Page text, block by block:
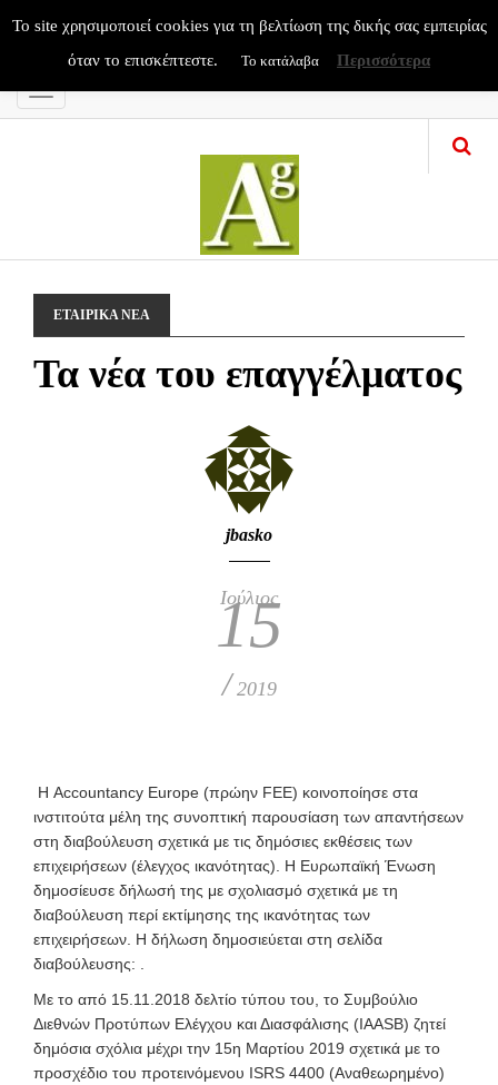
Menu
ΕΤΑΙΡΙΚΑ ΝΕΑ
Τα νέα του επαγγέλματος
jbasko
Ιούλιος
15
/ 2019
Η Accountancy Europe (πρώην FEE) κοινοποίησε στα
ινστιτούτα μέλη της συνοπτική παρουσίαση των απαντήσεων
στη διαβούλευση σχετικά με τις δημόσιες εκθέσεις των
επιχειρήσεων (έλεγχος ικανότητας). Η Ευρωπαϊκή Ένωση
δημοσίευσε δήλωσή της με σχολιασμό σχετικά με τη
διαβούλευση περί εκτίμησης της ικανότητας των
επιχειρήσεων. Η δήλωση δημοσιεύεται στη σελίδα
διαβούλευσης:
Με το από 15.11.2018 δελτίο τύπου του, το Συμβούλιο
Διεθνών Προτύπων Ελέγχου και Διασφάλισης (IAASB) ζητεί
δημόσια σχόλια μέχρι την 15η Μαρτίου 2019 σχετικά με το
προσχέδιο του προτεινόμενου ISRS 4400 (Αναθεωρημένο)
To site χρησιμοποιεί cookies για τη βελτίωση της δικής σας εμπειρίας
όταν το επισκέπτεστε.
Το κατάλαβα Περισσότερα